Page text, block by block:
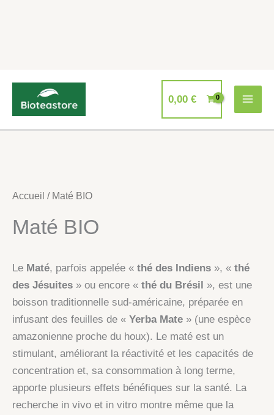
contenu
0,00€
Accueil / Maté BIO
Maté BIO
Le Maté, parfois appelée « thé des Indiens », « thé
des Jésuites » ou encore « thé du Brésil », est une
boisson traditionnelle sud-américaine, préparée en
infusant des feuilles de « Yerba Mate » (une espèce
amazonienne proche du houx). Le maté est un
stimulant, améliorant la réactivité et les capacités de
concentration et, sa consommation à long terme,
apporte plusieurs effets bénéfiques sur la santé. La
recherche in vivo et in vitro montre même que la